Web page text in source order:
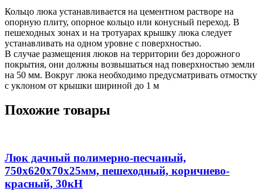
Кольцо люка устанавливается на цементном растворе на
опорную плиту, опорное кольцо или конусный переход. В
пешеходных зонах и на тротуарах крышку люка следует
устанавливать на одном уровне с поверхностью.
В случае размещения люков на территории без дорожного
покрытия, они должны возвышаться над поверхностью земли
на 50 мм. Вокруг люка необходимо предусматривать отмостку
с уклоном от крышки шириной до 1 м
Похожие товары
Люк дачный полимерно-песчаный,
750х620х70х25мм, пешеходный, коричнево-
красный, 30кН